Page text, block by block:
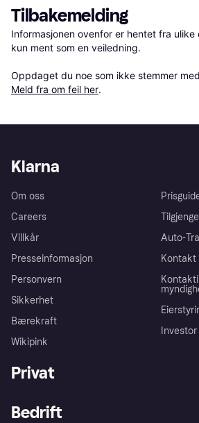
Tilbakemelding
Informasjonen ovenfor er hentet fra
kun ment som en veiledning.
Oppdaget du noe som ikke stemmer
Meld fra om feil her.
Klarna
Om oss
Careers
Villkår
Presseinformasjon
Personvern
Sikkerhet
Bærekraft
Wikipink
Auto-
Kontakt
Privat
Bedrift